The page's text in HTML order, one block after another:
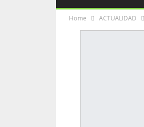
Home ACTUALIDAD